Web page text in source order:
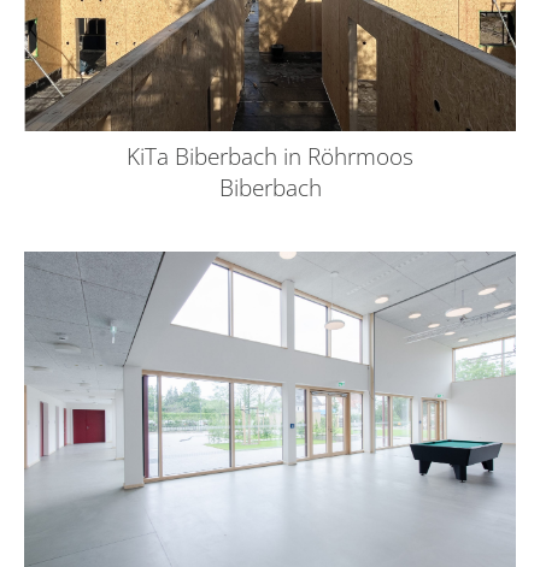
KiTa Biberbach in Röhrmoos
Biberbach